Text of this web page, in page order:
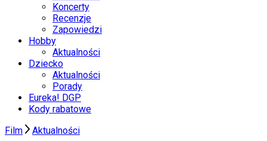
Koncerty
Recenzje
Zapowiedzi
Hobby
Aktualności
Dziecko
Aktualności
Porady
Eureka! DGP
Kody rabatowe
Film
Aktualności